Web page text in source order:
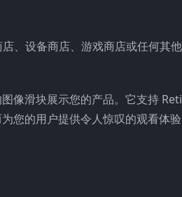
、设备商店、游戏商店或任何其
像滑块展示您的产品。它支持
您的用户提供令人惊叹的观看体